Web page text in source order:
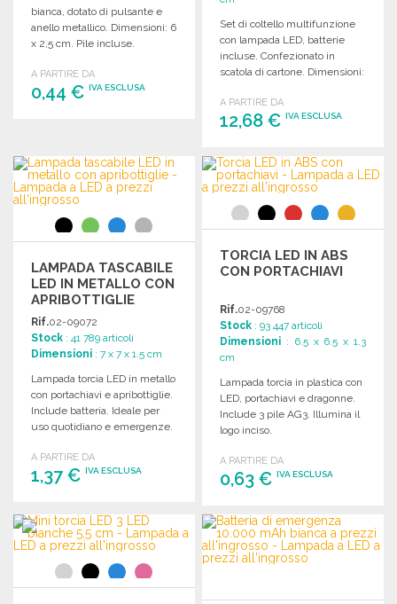
bianca, dotato di pulsante e
anello metallico. Dimensioni: 6
x 2,5 cm. Pile incluse.
A PARTIRE DA
0,44 € IVA ESCLUSA
Richiedi un preventivo
Set di coltello multifunzione
con lampada LED, batterie
incluse. Confezionato in
scatola di cartone. Dimensioni:
A PARTIRE DA
12,68 €IVA ESCLUSA
ORDINARE
Richiedi un preventivo
LAMPADA TASCABILE
LED IN METALLO CON
APRIBOTTIGLIE
Rif.02-09072
Stock : 41 789 articoli
Dimensioni : 7 x 7 x 1.5 cm
Lampada torcia LED in metallo
con portachiavi e apribottiglie.
Include batteria. Ideale per
uso quotidiano e emergenze.
A PARTIRE DA
1,37 € IVA ESCLUSA
ORDINARE
Richiedi un preventivo
TORCIA LED IN ABS
CON PORTACHIAVI
Rif.02-09768
Stock : 93 447 articoli
Dimensioni : 6.5 x 6.5 x 1.3
cm
Lampada torcia in plastica con
LED, portachiavi e dragonne.
Include 3 pile AG3. Illumina il
logo inciso.
A PARTIRE DA
0,63 €IVA ESCLUSA
ORDINARE
Richiedi un preventivo